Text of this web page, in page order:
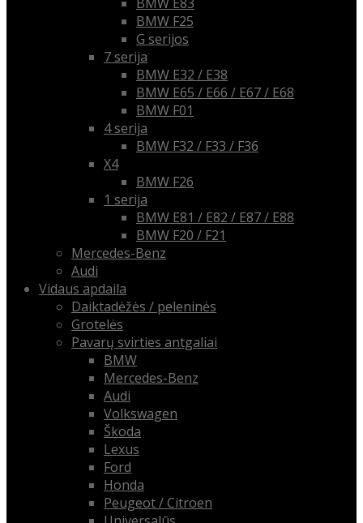
BMW E83
BMW F25
G serijos
7 serija
BMW E32 / E38
BMW E65 / E66 / E67 / E68
BMW F01
4 serija
BMW F32 / F33 / F36
X4
BMW F26
1 serija
BMW E81 / E82 / E87 / E88
BMW F20 / F21
Mercedes-Benz
Audi
Vidaus apdaila
Daiktadėžės / peleninės
Grotelės
Pavarų svirties antgaliai
BMW
Mercedes-Benz
Audi
Volkswagen
Škoda
Lexus
Ford
Honda
Peugeot / Citroen